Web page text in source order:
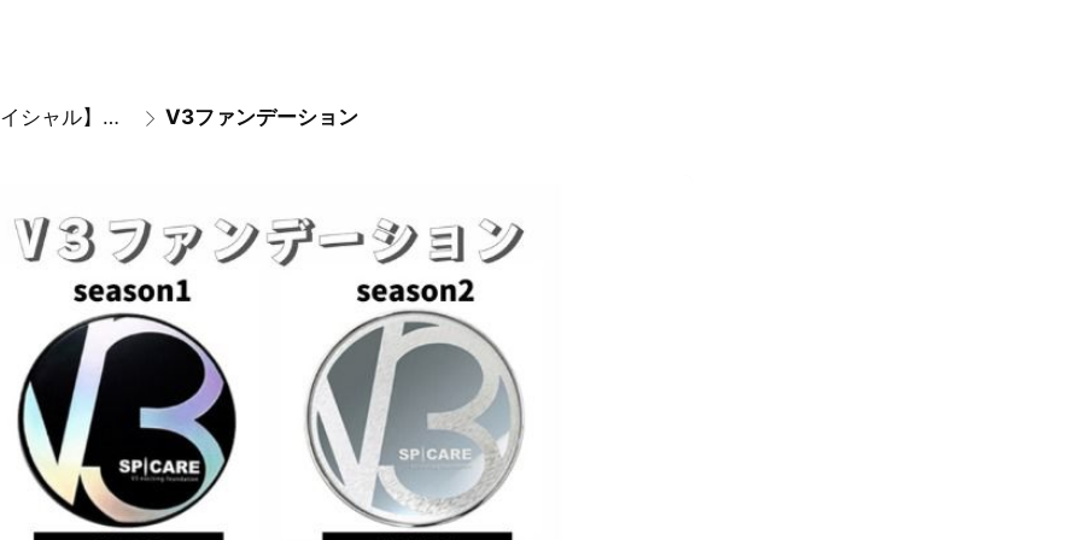
【フェイシャル】自宅ケア商品 V3ファンデーション